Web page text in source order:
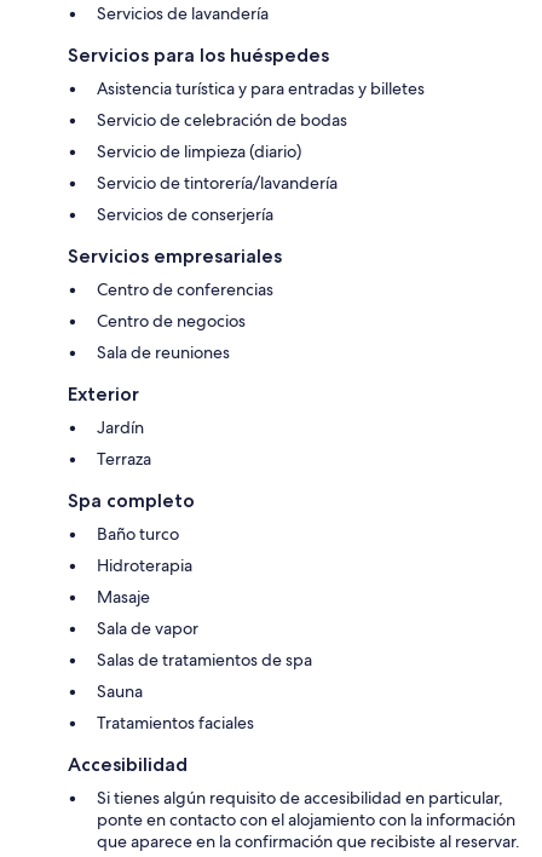
Servicios de lavandería
Servicios para los huéspedes
Asistencia turística y para entradas y billetes
Servicio de celebración de bodas
Servicio de limpieza (diario)
Servicio de tintorería/lavandería
Servicios de conserjería
Servicios empresariales
Centro de conferencias
Centro de negocios
Sala de reuniones
Exterior
Jardín
Terraza
Spa completo
Baño turco
Hidroterapia
Masaje
Sala de vapor
Salas de tratamientos de spa
Sauna
Tratamientos faciales
Accesibilidad
Si tienes algún requisito de accesibilidad en particular,
ponte en contacto con el alojamiento con la información
que aparece en la confirmación que recibiste al reservar.